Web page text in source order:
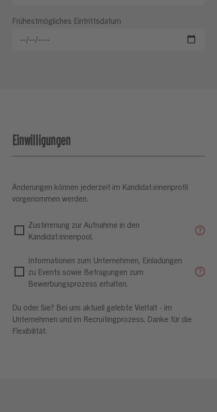
Frühestmögliches Eintrittsdatum
Einwilligungen
Änderungen können jederzeit im Kandidat:innenprofil
vorgenommen werden.
Zustimmung zur Aufnahme in den
Kandidat:innenpool.
Informationen zum Unternehmen, Einladungen
zu Events sowie Befragungen zum
Bewerbungsprozess erhalten.
Du oder Sie? Bei uns aktuell gelebte Vielfalt - im
Unternehmen und im Recruitingprozess. Danke für die
Flexibilität.